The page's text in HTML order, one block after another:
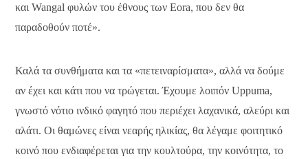
και Wangal φυλών του έθνους των Eora, που δεν θα
παραδοθούν ποτέ».
Καλά τα συνθήματα και τα «πετειναρίσματα», αλλά να δούμε
αν έχει και κάτι που να τρώγεται. Έχουμε λοιπόν Uppuma,
γνωστό νότιο ινδικό φαγητό που περιέχει λαχανικά, αλεύρι και
αλάτι. Οι θαμώνες είναι νεαρής ηλικίας, θα λέγαμε φοιτητικό
κοινό που ενδιαφέρεται για την κουλτούρα, την κοινότητα, το